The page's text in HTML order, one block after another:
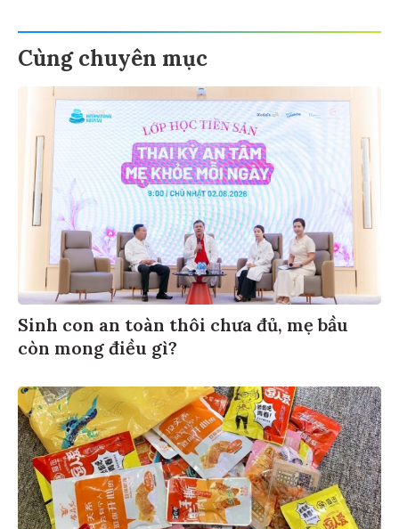
Cùng chuyên mục
Sinh con an toàn thôi chưa đủ, mẹ bầu
còn mong điều gì?